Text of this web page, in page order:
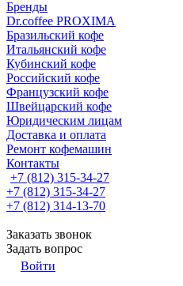
Бренды
Dr.coffee PROXIMA
Бразильский кофе
Итальянский кофе
Кубинский кофе
Российский кофе
Французский кофе
Швейцарский кофе
Юридическим лицам
Доставка и оплата
Ремонт кофемашин
Контакты
+7 (812) 315-34-27
+7 (812) 315-34-27
+7 (812) 314-13-70
Заказать звонок
Задать вопрос
Войти